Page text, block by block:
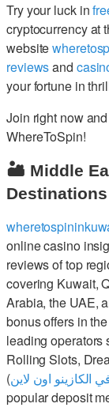
Try your luck in
cryptocurrency at
website
reviewsand
your fortune in
Join right now
WhereToSpin!
🏜️ Middle
Destinations
online casino
reviews of top
covering Kuwait,
Arabia, the UAE,
bonus offers in
leading operators
Rolling Slots,
(الكازينو اون لاين
popular deposit